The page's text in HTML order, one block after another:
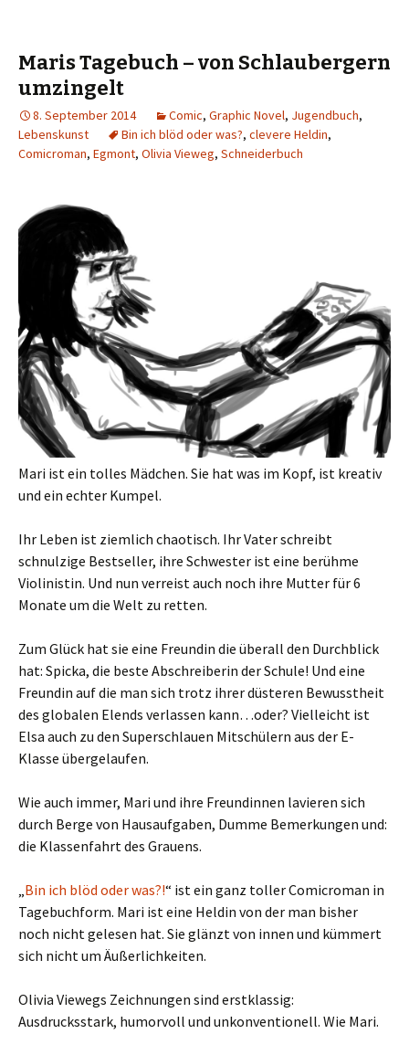
Maris Tagebuch – von Schlaubergern
umzingelt
8. September 2014 Comic, Graphic Novel, Jugendbuch,
Lebenskunst
Bin ich blöd oder was?, clevere Heldin,
Comicroman, Egmont, Olivia Vieweg, Schneiderbuch
Mari ist ein tolles Mädchen. Sie hat was im Kopf, ist kreativ
und ein echter Kumpel.
Ihr Leben ist ziemlich chaotisch. Ihr Vater schreibt
schnulzige Bestseller, ihre Schwester ist eine berühme
Violinistin. Und nun verreist auch noch ihre Mutter für 6
Monate um die Welt zu retten.
Zum Glück hat sie eine Freundin die überall den Durchblick
hat: Spicka, die beste Abschreiberin der Schule! Und eine
Freundin auf die man sich trotz ihrer düsteren Bewusstheit
des globalen Elends verlassen kann…oder? Vielleicht ist
Elsa auch zu den Superschlauen Mitschülern aus der E-
Klasse übergelaufen.
Wie auch immer, Mari und ihre Freundinnen lavieren sich
durch Berge von Hausaufgaben, Dumme Bemerkungen und:
die Klassenfahrt des Grauens.
„Bin ich blöd oder was?!“ ist ein ganz toller Comicroman in
Tagebuchform. Mari ist eine Heldin von der man bisher
noch nicht gelesen hat. Sie glänzt von innen und kümmert
sich nicht um Äußerlichkeiten.
Olivia Viewegs Zeichnungen sind erstklassig:
Ausdrucksstark, humorvoll und unkonventionell. Wie Mari.